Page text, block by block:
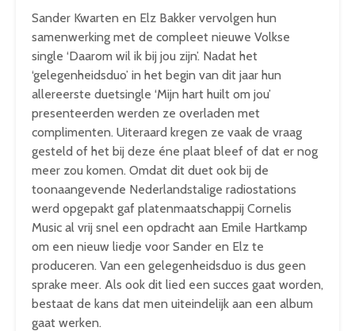
Sander Kwarten en Elz Bakker vervolgen hun
samenwerking met de compleet nieuwe Volkse
single ‘Daarom wil ik bij jou zijn’. Nadat het
‘gelegenheidsduo’ in het begin van dit jaar hun
allereerste duetsingle ‘Mijn hart huilt om jou’
presenteerden werden ze overladen met
complimenten. Uiteraard kregen ze vaak de vraag
gesteld of het bij deze éne plaat bleef of dat er nog
meer zou komen. Omdat dit duet ook bij de
toonaangevende Nederlandstalige radiostations
werd opgepakt gaf platenmaatschappij Cornelis
Music al vrij snel een opdracht aan Emile Hartkamp
om een nieuw liedje voor Sander en Elz te
produceren. Van een gelegenheidsduo is dus geen
sprake meer. Als ook dit lied een succes gaat worden,
bestaat de kans dat men uiteindelijk aan een album
gaat werken.